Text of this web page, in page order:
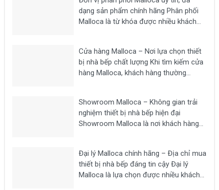
dạng sản phẩm chính hãng Phân phối
Malloca là từ khóa được nhiều khách
máy hút mùi, lò nướng,...
Cửa hàng Malloca – Nơi lựa chọn thiết
bị nhà bếp chất lượng Khi tìm kiếm cửa
hàng Malloca, khách hàng thường
như bếp từ, máy hút...
Showroom Malloca – Không gian trải
nghiệm thiết bị nhà bếp hiện đại
Showroom Malloca là nơi khách hàng
máy hút mùi, lò nướng, lò vi sóng, máy...
Đại lý Malloca chính hãng – Địa chỉ mua
thiết bị nhà bếp đáng tin cậy Đại lý
Malloca là lựa chọn được nhiều khách